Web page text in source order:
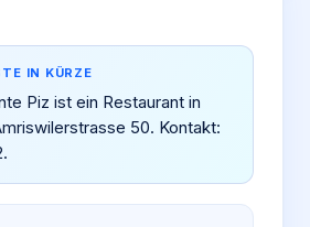
IN KÜRZE
Piz ist ein Restaurant in
50. Kontakt: